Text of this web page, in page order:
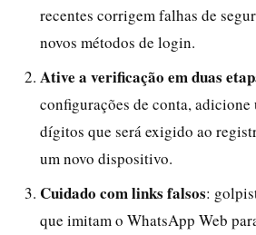
recentes corrigem falhas de
novos métodos de login.
Ative a verificação em duas
configurações de conta, adicione
dígitos que será exigido ao
um novo dispositivo.
Cuidado com links falsos:
que imitam o WhatsApp Web